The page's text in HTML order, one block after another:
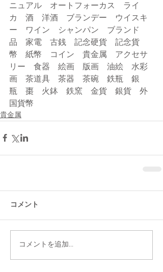
ニュアル　オートフォーカス　ライ
カ　酒　洋酒　ブランデー　ウイスキ
ー　ワイン　シャンパン　ブランド
品　家電　古銭　記念硬貨　記念貨
幣　紙幣　コイン　貴金属　アクセサ
リー　食器　絵画　版画　油絵　水彩
画　茶道具　茶器　茶碗　鉄瓶　銀
瓶　棗　火鉢　鉄窯　金貨　銀貨　外
国貨幣
貴金属
コメント
コメントを追加…